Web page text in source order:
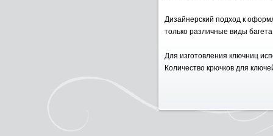
Дизайнерский подход к
только различные виды
Для изготовления ключниц
Количество крючков для